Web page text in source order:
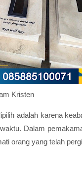
Kristen
adalah karena
Dalam
orang yang telah